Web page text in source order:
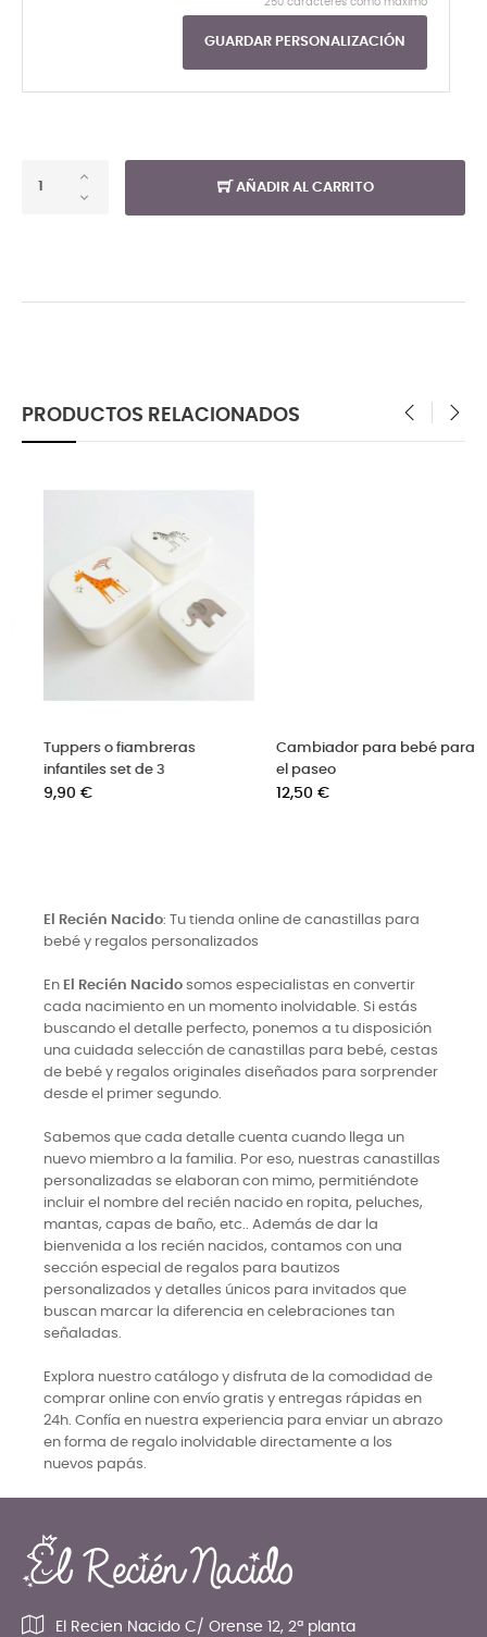
GUARDAR PERSONALIZACIÓN
AÑADIR AL CARRITO
PRODUCTOS RELACIONADOS
Cambiador para bebé para
el paseo
Precio
12,50 €
Primera puesta bebé
Precio
6,50 €
El Recién Nacido: Tu tienda online de canastillas para
bebé y regalos personalizados
En El Recién Nacido somos especialistas en convertir
cada nacimiento en un momento inolvidable. Si estás
buscando el detalle perfecto, ponemos a tu disposición
una cuidada selección de canastillas para bebé, cestas
de bebé y regalos originales diseñados para sorprender
desde el primer segundo.
Sabemos que cada detalle cuenta cuando llega un
nuevo miembro a la familia. Por eso, nuestras canastillas
personalizadas se elaboran con mimo, permitiéndote
incluir el nombre del recién nacido en ropita, peluches,
mantas, capas de baño, etc.. Además de dar la
bienvenida a los recién nacidos, contamos con una
sección especial de regalos para bautizos
personalizados y detalles únicos para invitados que
buscan marcar la diferencia en celebraciones tan
señaladas.
Explora nuestro catálogo y disfruta de la comodidad de
comprar online con envío gratis y entregas rápidas en
24h. Confía en nuestra experiencia para enviar un abrazo
en forma de regalo inolvidable directamente a los
nuevos papás.
El Recien Nacido C/ Orense 12, 2ª planta